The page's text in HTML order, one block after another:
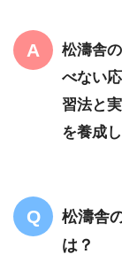
松濤舎
べない
習法と
を養成し
松濤舎
は？